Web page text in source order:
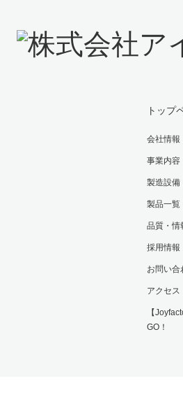
トップ
会社情報
事業内容
製造設備
製品一覧
品質・情
採用情報
お問い合
アクセス
【
GO！